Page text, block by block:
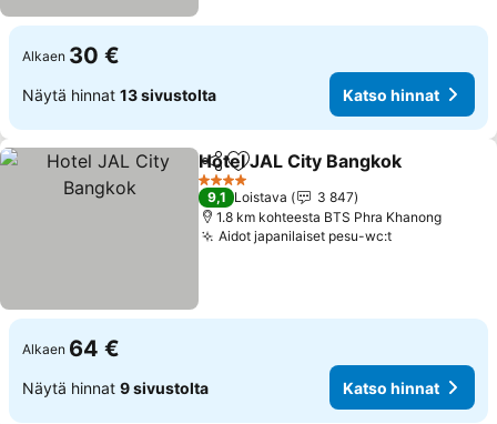
Alkaen 30 €
Näytä hinnat 13 sivustolta Katso hinnat
Jaa Lisää suosikkeihin
Hotel JAL City Bangkok
4 Tähtiluokitus
9,1 Loistava
3 847
1.8 km kohteesta BTS Phra Khanong
Aidot japanilaiset pesu-wc:t
Alkaen 64 €
Näytä hinnat 9 sivustolta Katso hinnat